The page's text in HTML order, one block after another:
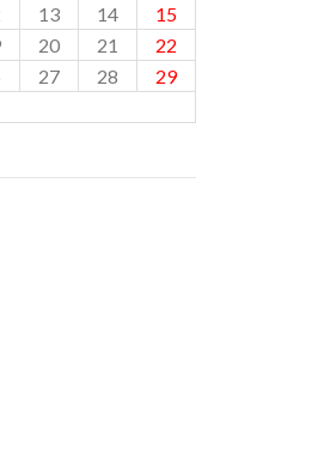
13 14
15
20 21
22
27 28
29